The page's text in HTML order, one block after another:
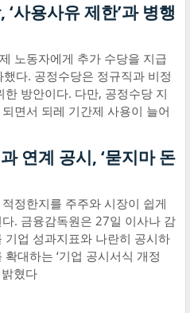
사용사유 제한’과 병행
노동자에게 추가 수당을 지급
했다. 공정수당은 정규직과 비정
방안이다. 다만, 공정수당 지
면서 되레 기간제 사용이 늘어
연계 공시, ‘묻지마 돈
정한지를 주주와 시장이 쉽게
. 금융감독원은 27일 이사나 감
업 성과지표와 나란히 공시하
대하는 ‘기업 공시서식 개정
혔다